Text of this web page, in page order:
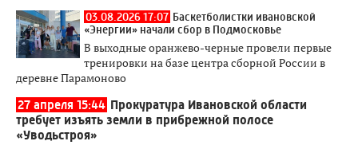
03.08.2026 17:07 Баскетболистки ивановской
«Энергии» начали сбор в Подмосковье
В выходные оранжево-черные провели первые
тренировки на базе центра сборной России в
деревне Парамоново
27 апреля 15:44 Прокуратура Ивановской области
требует изъять земли в прибрежной полосе
«Уводьстроя»